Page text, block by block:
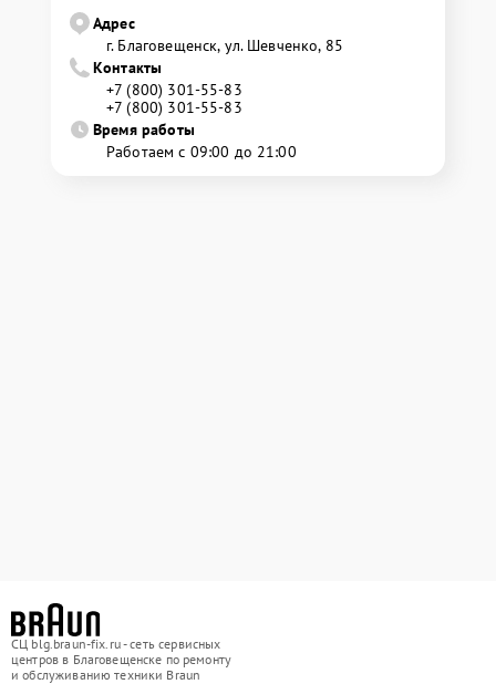
Адрес
г. Благовещенск, ул. Шевченко, 85
Контакты
+7 (800) 301-55-83
+7 (800) 301-55-83
Время работы
Работаем с 09:00 до 21:00
СЦ blg.braun-fix.ru - сеть сервисных
центров в Благовещенске по ремонту
и обслуживанию техники Braun